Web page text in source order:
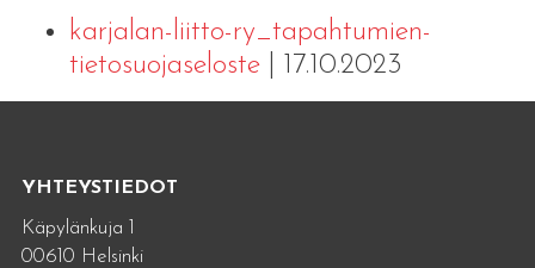
karjalan-liitto-ry_tapahtumien-
tietosuojaseloste| 17.10.2023
YHTEYSTIEDOT
Käpylänkuja 1
00610 Helsinki